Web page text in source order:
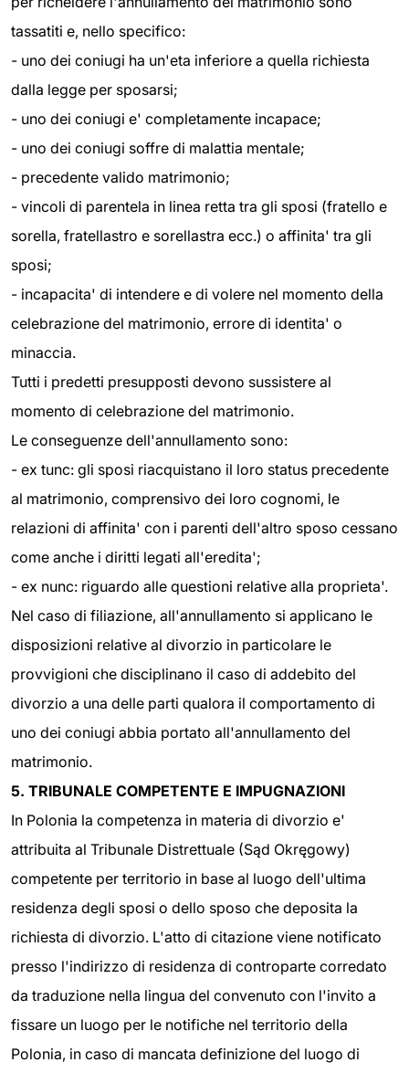
tassatiti e, nello specifico:
- uno dei coniugi ha un'eta inferiore a quella richiesta
dalla legge per sposarsi;
- uno dei coniugi e' completamente incapace;
- uno dei coniugi soffre di malattia mentale;
- precedente valido matrimonio;
- vincoli di parentela in linea retta tra gli sposi (fratello e
sorella, fratellastro e sorellastra ecc.) o affinita' tra gli
sposi;
- incapacita' di intendere e di volere nel momento della
celebrazione del matrimonio, errore di identita' o
minaccia.
Tutti i predetti presupposti devono sussistere al
momento di celebrazione del matrimonio.
Le conseguenze dell'annullamento sono:
- ex tunc: gli sposi riacquistano il loro status precedente
al matrimonio, comprensivo dei loro cognomi, le
relazioni di affinita' con i parenti dell'altro sposo cessano
come anche i diritti legati all'eredita';
- ex nunc: riguardo alle questioni relative alla proprieta'.
Nel caso di filiazione, all'annullamento si applicano le
disposizioni relative al divorzio in particolare le
provvigioni che disciplinano il caso di addebito del
divorzio a una delle parti qualora il comportamento di
uno dei coniugi abbia portato all'annullamento del
matrimonio.
5. TRIBUNALE COMPETENTE E IMPUGNAZIONI
In Polonia la competenza in materia di divorzio e'
attribuita al Tribunale Distrettuale (Sąd Okręgowy)
competente per territorio in base al luogo dell'ultima
residenza degli sposi o dello sposo che deposita la
richiesta di divorzio. L'atto di citazione viene notificato
presso l'indirizzo di residenza di controparte corredato
da traduzione nella lingua del convenuto con l'invito a
fissare un luogo per le notifiche nel territorio della
Polonia, in caso di mancata definizione del luogo di